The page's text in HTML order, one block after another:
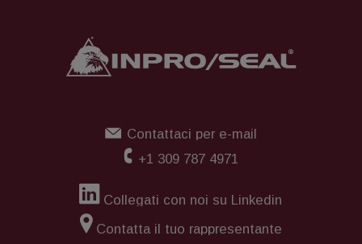
Contattaci per e-mail
+1 309 787 4971
Collegati con noi su Linkedin
Contatta il tuo rappresentante